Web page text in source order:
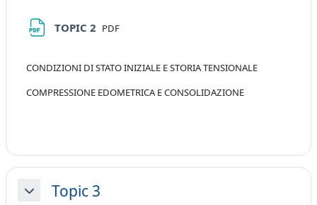
TOPIC 2 File
PDF
CONDIZIONI DI STATO INIZIALE E STORIA TENSIONALE
COMPRESSIONE EDOMETRICA E CONSOLIDAZIONE
MinimizzaTopic 3